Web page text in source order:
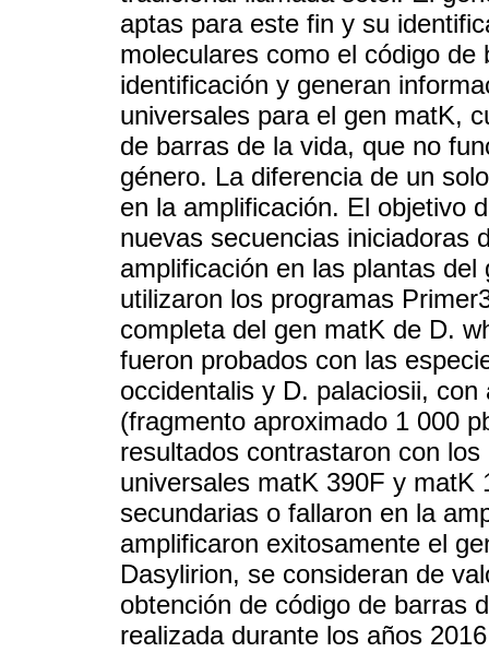
aptas para este fin y su
moleculares como el código
identificación y generan
universales para el gen matK,
de barras de la vida, que no
género. La diferencia de un
en la amplificación. El objetivo
nuevas secuencias iniciadoras
amplificación en las plantas
utilizaron los programas
completa del gen matK de D.
fueron probados con las
occidentalis y D. palaciosii,
(fragmento aproximado 1 000
resultados contrastaron con
universales matK 390F y matK
secundarias o fallaron en la
amplificaron exitosamente el
Dasylirion, se consideran de
obtención de código de barras
realizada durante los años